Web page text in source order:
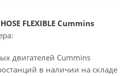
FLEXIBLE Cummins
двигателей Cummins
в наличии на складе